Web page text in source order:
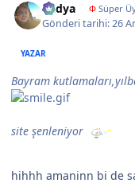
Radya ΦSüper
Gönderi tarihi:26
YAZAR
Bayram
site şenleniyor
hihhh amaninn bi de